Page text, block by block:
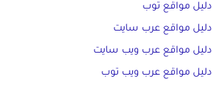
دليل مواقع توب
دليل مواقع عرب سايت
دليل مواقع عرب ويب سايت
دليل مواقع عرب ويب توب